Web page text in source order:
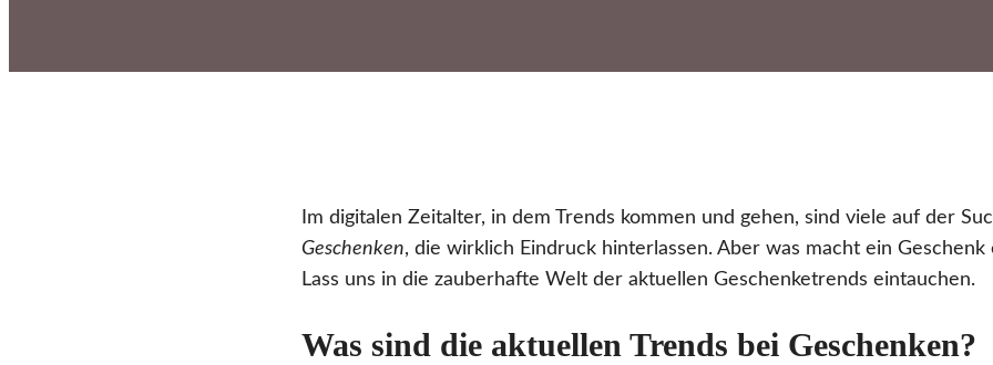
Im digitalen Zeitalter, in dem Trends kommen und gehen, sind viele auf der
Geschenken, die wirklich Eindruck hinterlassen. Aber was macht ein Geschenk
Lass uns in die zauberhafte Welt der aktuellen Geschenketrends eintauchen.
Was sind die aktuellen Trends bei Geschenken?